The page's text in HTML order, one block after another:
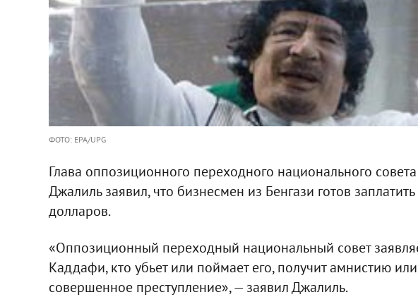
ФОТО: EPA/UPG
Глава оппозиционного переходного национального
Джалиль заявил, что бизнесмен из Бенгази готов
долларов.
«Оппозиционный переходный национальный совет
Каддафи, кто убьет или поймает его, получит амнистию
совершенное преступление», — заявил Джалиль.